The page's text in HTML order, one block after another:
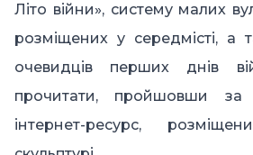
Літо війни», систему малих
розміщених у середмісті, а
очевидців перших днів
прочитати, пройшовши
інтернет-ресурс,